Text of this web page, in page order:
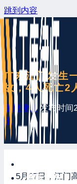
跳到内容
最新发布
广东江门发生
故，4人死亡2
王康律师 发布时间
讯
5月27日，江门